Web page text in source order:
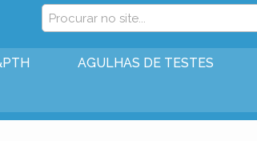
AGULHAS DE TESTES